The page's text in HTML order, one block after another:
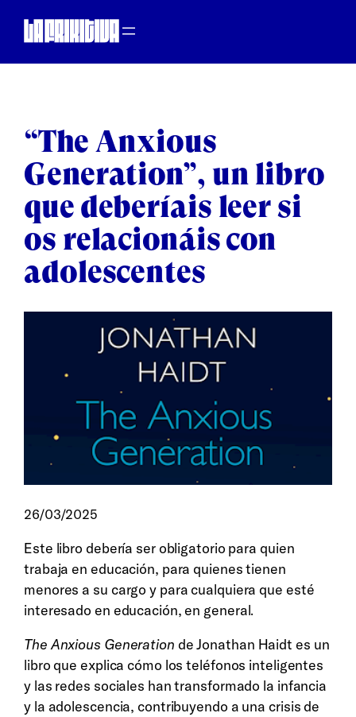
“The Anxious
Generation”, un libro
que deberíais leer si
os relacionáis con
adolescentes
26/03/2025
Este libro debería ser obligatorio para quien
trabaja en educación, para quienes tienen
menores a su cargo y para cualquiera que esté
interesado en educación, en general.
The Anxious Generation de Jonathan Haidt es un
libro que explica cómo los teléfonos inteligentes
y las redes sociales han transformado la infancia
y la adolescencia, contribuyendo a una crisis de